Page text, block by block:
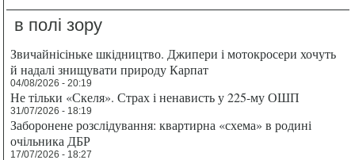
в полі зору
Звичайнісіньке шкідництво. Джипери і мотокросери хочуть
й надалі знищувати природу Карпат
04/08/2026 - 20:19
Не тільки «Скеля». Страх і ненависть у 225-му ОШП
31/07/2026 - 18:19
Заборонене розслідування: квартирна «схема» в родині
очільника ДБР
17/07/2026 - 18:27